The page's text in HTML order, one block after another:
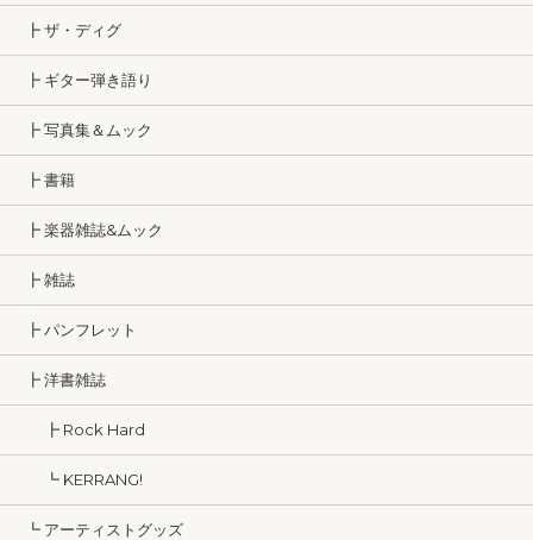
┣ ザ・ディグ
┣ ギター弾き語り
┣ 写真集＆ムック
┣ 書籍
┣ 楽器雑誌&ムック
┣ 雑誌
┣ パンフレット
┣ 洋書雑誌
┣ Rock Hard
┗ KERRANG!
┗ アーティストグッズ